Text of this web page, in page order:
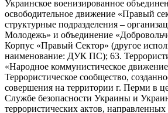
Украинское военизированное
освободительное движение «Правый
структурные подразделения –
Молодежь» и объединение
Корпус «Правый Сектор» (другое
наименование: ДУК ПС); 63.
«Народное коммунистическое
Террористическое сообщество,
совершения на территории г. Перми в
Службе безопасности Украины и
террористических актов, направленных